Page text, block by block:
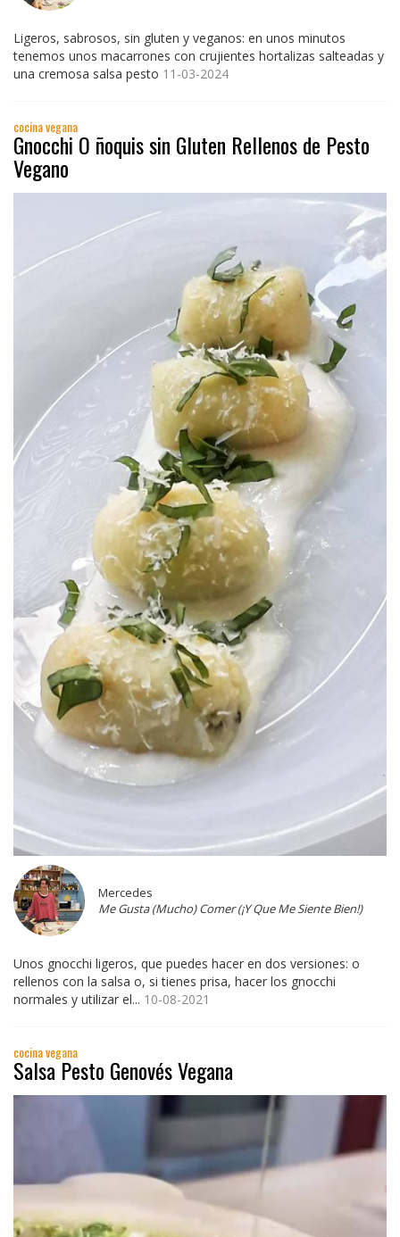
Ligeros, sabrosos, sin gluten y veganos: en unos minutos
tenemos unos macarrones con crujientes hortalizas salteadas y
una cremosa salsa pesto 11-03-2024
cocina vegana
Gnocchi O ñoquis sin Gluten Rellenos de Pesto
Vegano
Mercedes
Me Gusta (Mucho) Comer (¡Y Que Me Siente Bien!)
Unos gnocchi ligeros, que puedes hacer en dos versiones: o
rellenos con la salsa o, si tienes prisa, hacer los gnocchi
normales y utilizar el... 10-08-2021
cocina vegana
Salsa Pesto Genovés Vegana